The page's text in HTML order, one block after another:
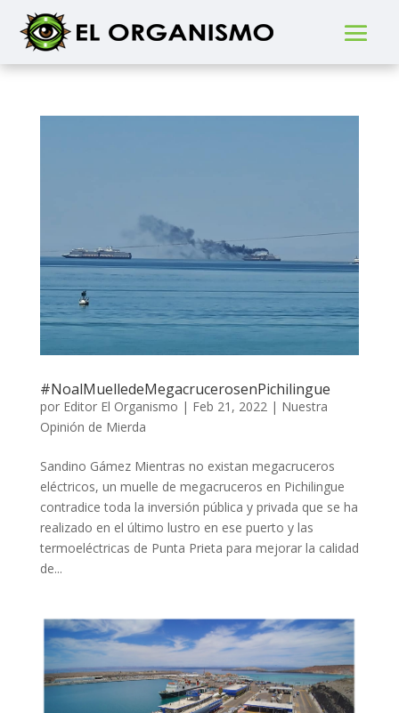
#NoalMuelledeMegacrucerosenPichilingue
por Editor El Organismo | Feb 21, 2022 | Nuestra
Opinión de Mierda
Sandino Gámez Mientras no existan megacruceros
eléctricos, un muelle de megacruceros en Pichilingue
contradice toda la inversión pública y privada que se ha
realizado en el último lustro en ese puerto y las
termoeléctricas de Punta Prieta para mejorar la calidad
de...